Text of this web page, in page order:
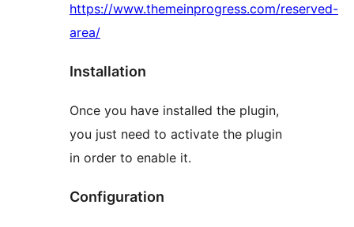
https://www.themeinprogress.com/reserved-
area/
Installation
Once you have installed the plugin,
you just need to activate the plugin
in order to enable it.
Configuration